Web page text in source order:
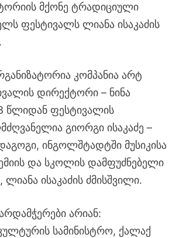
მქონე ტრადიციული
ფესტივალს ლიანა ისაკაძის
კომპანია არტ
დირექტორი – ნინა
წლიდან ფესტივალის
გიორგი ისაკაძე –
ინგოლშტადტში მუსიკისა
და სკოლის დამფუძნებელი
ისაკაძის ძმისშვილი.
არიან:
სამინისტრო, ქალაქ